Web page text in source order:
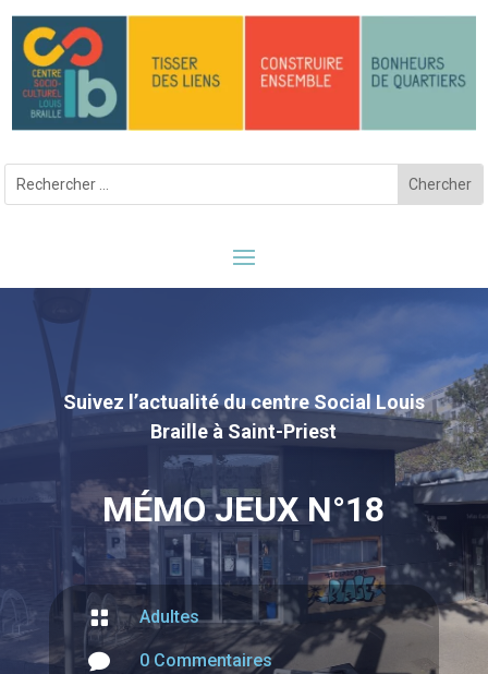
Suivez l’actualité du centre Social Louis
Braille à Saint-Priest
MÉMO JEUX N°18
 Adultes
 0 Commentaires